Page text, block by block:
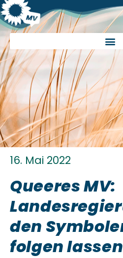
16. Mai 2022
Queeres MV:
den
folgen